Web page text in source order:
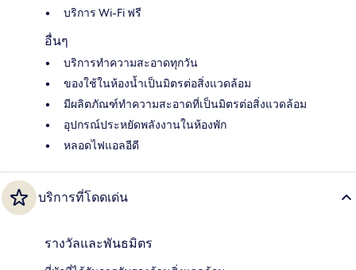
บริการ Wi-Fi ฟรี
อื่นๆ
บริการทำความสะอาดทุกวัน
ของใช้ในห้องน้ำเป็นมิตรต่อสิ่งแวดล้อม
มีผลิตภัณฑ์ทำความสะอาดที่เป็นมิตรต่อสิ่งแวดล้อม
อุปกรณ์ประหยัดพลังงานในห้องพัก
หลอดไฟแอลอีดี
บริการที่โดดเด่น
รางวัลและพันธมิตร